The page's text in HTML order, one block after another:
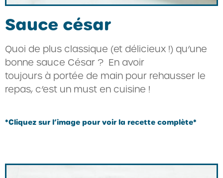
Sauce césar
Quoi de plus classique (et délicieux !) qu’une
bonne sauce César ? En avoir
toujours à portée de main pour rehausser le
repas, c’est un must en cuisine !
*Cliquez sur l’image pour voir la recette complète*